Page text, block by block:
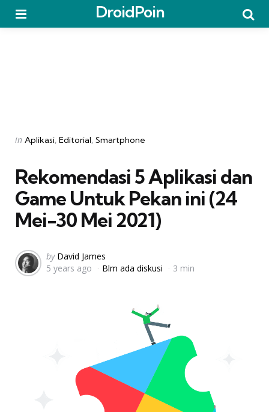
DroidPoin
Categories
Posted
in Aplikasi Editorial Smartphone
Rekomendasi 5 Aplikasi dan
Game Untuk Pekan ini (24
Mei-30 Mei 2021)
Posted
by
by David James
5 years ago
Blm ada diskusi 3 min